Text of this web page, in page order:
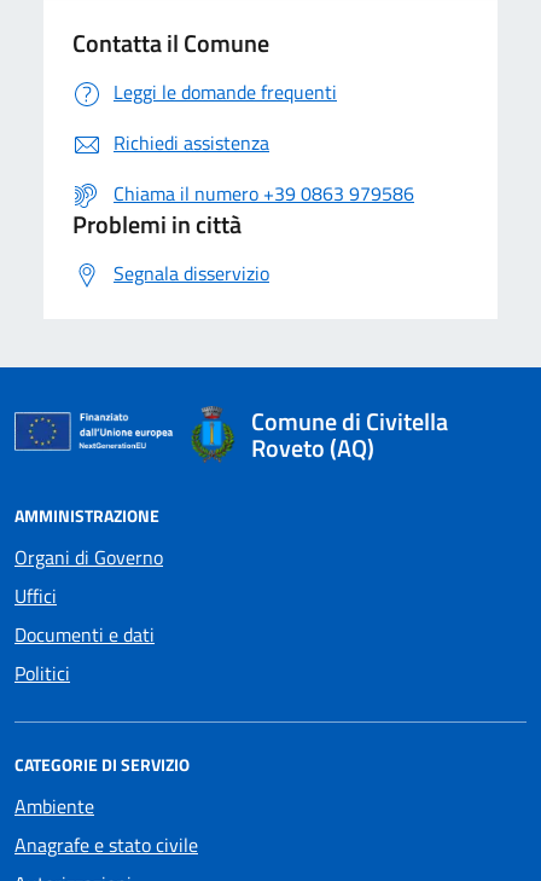
Contatta il Comune
Leggi le domande frequenti
Richiedi assistenza
Chiama il numero +39 0863 979586
Problemi in città
Segnala disservizio
Comune di Civitella
Roveto (AQ)
AMMINISTRAZIONE
Organi di Governo
Uffici
Documenti e dati
Politici
CATEGORIE DI SERVIZIO
Ambiente
Anagrafe e stato civile